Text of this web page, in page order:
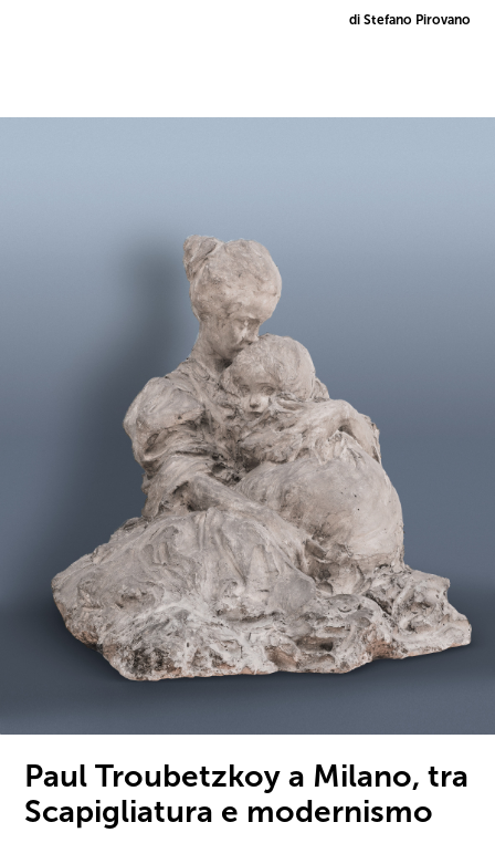
di Stefano Pirovano
Paul Troubetzkoy a Milano, tra
Scapigliatura e modernismo